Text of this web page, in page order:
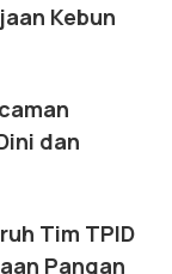
Kebun
dan
Tim TPID
Pangan